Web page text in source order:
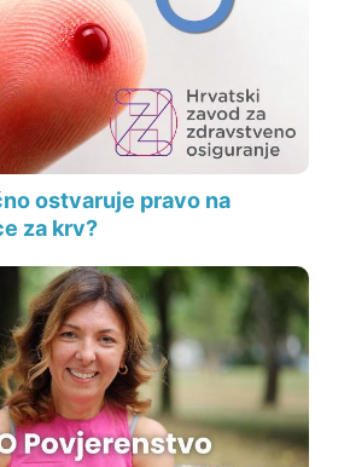
ostvaruje pravo na
za krv?